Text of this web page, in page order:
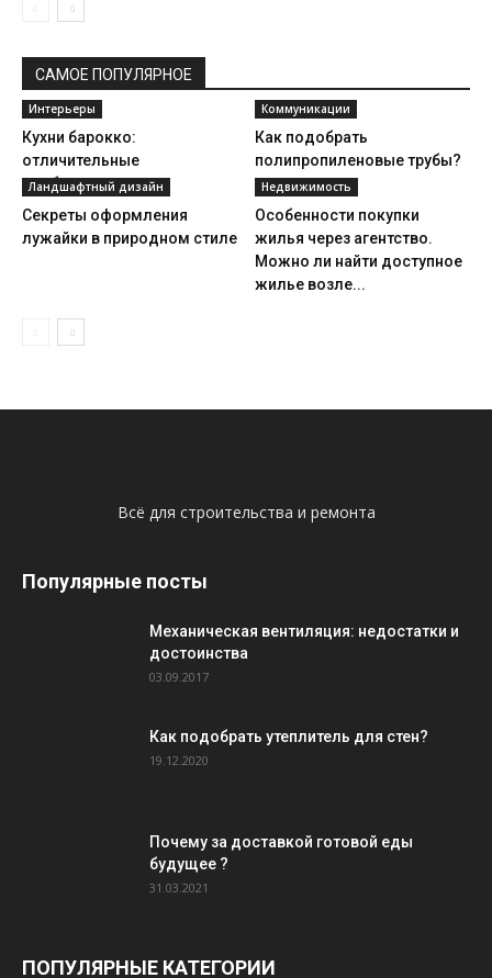
САМОЕ ПОПУЛЯРНОЕ
Интерьеры
Кухни барокко:
отличительные
особенности
Коммуникации
Как подобрать
полипропиленовые трубы?
Ландшафтный дизайн
Секреты оформления
лужайки в природном стиле
Недвижимость
Особенности покупки
жилья через агентство.
Можно ли найти доступное
жилье возле...
Всё для строительства и ремонта
Популярные посты
Механическая вентиляция: недостатки и
достоинства
03.09.2017
Как подобрать утеплитель для стен?
19.12.2020
Почему за доставкой готовой еды
будущее ?
31.03.2021
ПОПУЛЯРНЫЕ КАТЕГОРИИ